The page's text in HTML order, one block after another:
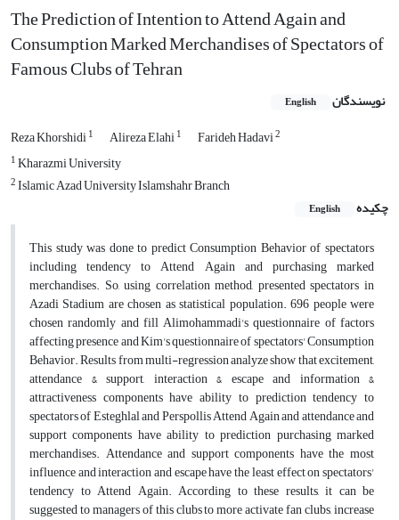
The Prediction of Intention to Attend Again and
Consumption Marked Merchandises of Spectators of
Famous Clubs of Tehran
نویسندگان English
Reza Khorshidi1 Alireza Elahi1 Farideh Hadavi2
1Kharazmi University
2Islamic Azad University Islamshahr Branch
چکیده
English
This study was done to predict Consumption Behavior of spectators
including tendency to Attend Again and purchasing marked
merchandises. So, using correlation method, presented spectators in
Azadi Stadium are chosen as statistical population. 696 people were
chosen randomly and fill Alimohammadi's questionnaire of factors
affecting presence and Kim's questionnaire of spectators' Consumption
Behavior. Results from multi-regression analyze show that excitement,
attendance & support, interaction & escape and information &
attractiveness components have ability to prediction tendency to
spectators of Esteghlal and Perspollis Attend Again and attendance and
support components have ability to prediction purchasing marked
merchandises. Attendance and support components have the most
influence and interaction and escape have the least effect on spectators'
tendency to Attend Again. According to these results, it can be
suggested to managers of this clubs to more activate fan clubs, increase